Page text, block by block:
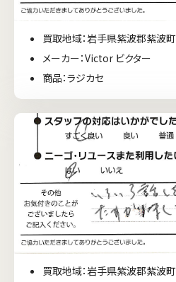
買取地域：岩手県紫波郡紫波町
メーカー：Victor ビクター
商品：ラジカセ
買取地域：岩手県紫波郡紫波町